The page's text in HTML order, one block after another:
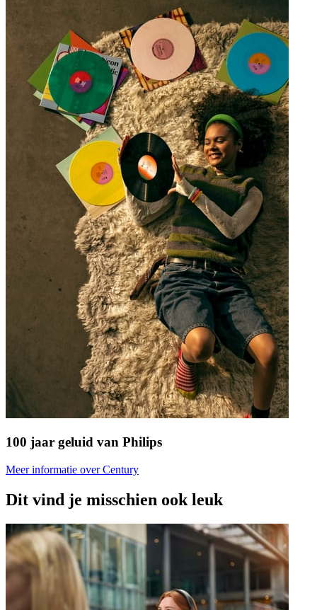
100 jaar geluid van Philips
Meer informatie over Century
Dit vind je misschien ook leuk